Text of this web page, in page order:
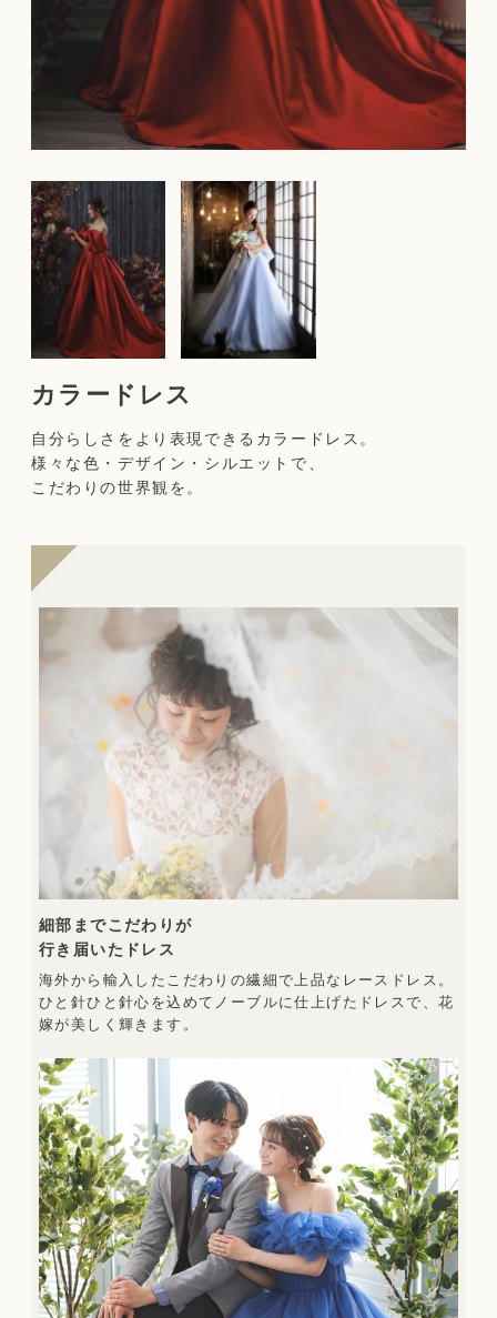
カラードレス
自分らしさをより表現できるカラードレス。
様々な色・デザイン・シルエットで、
こだわりの世界観を。
細部までこだわりが
行き届いたドレス
海外から輸入したこだわりの繊細で上品なレースドレス。
ひと針ひと針心を込めてノーブルに仕上げたドレスで、花
嫁が美しく輝きます。